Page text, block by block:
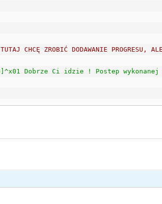
CHCĘ ZROBIĆ DODAWANIE PROGRESU,
Dobrze Ci idzie ! Postep wykonanej